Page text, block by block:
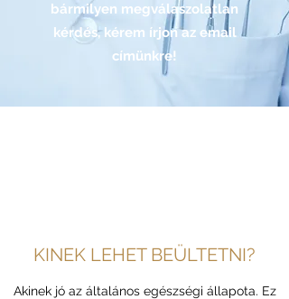
bármilyen megválaszolatlan
kérdés, kérem írjon az email
címünkre!
KINEK LEHET BEÜLTETNI?
Akinek jó az általános egészségi állapota. Ez